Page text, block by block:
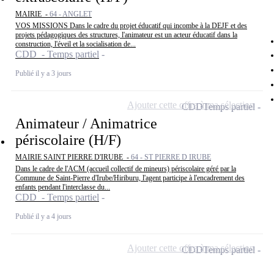
MAIRIE - 64 - ANGLET
VOS MISSIONS Dans le cadre du projet éducatif qui incombe à la DEJF et des
projets pédagogiques des structures, l'animateur est un acteur éducatif dans la
construction, l'éveil et la socialisation de...
CDD - Temps partiel
Publié il y a 3 jours
Animateur / Animatrice
périscolaire (H/F)
MAIRIE SAINT PIERRE D'IRUBE - 64 - ST PIERRE D IRUBE
Dans le cadre de l'ACM (accueil collectif de mineurs) périscolaire géré par la
Commune de Saint-Pierre d'Irube/Hiriburu, l'agent participe à l'encadrement des
enfants pendant l'interclasse du...
CDD - Temps partiel
Publié il y a 4 jours
CDDTemps partiel
Ajouter cette offre à ma sélection
CDDTemps partiel
Ajouter cette offre à ma sélection